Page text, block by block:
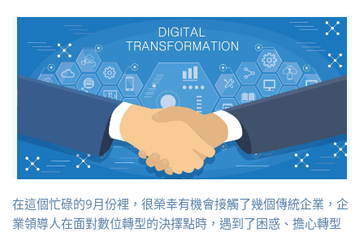
在這個忙碌的9月份裡，很榮幸有機會接觸了幾個傳統企業，企
業領導人在面對數位轉型的決擇點時，遇到了困惑、擔心轉型